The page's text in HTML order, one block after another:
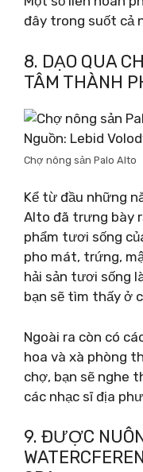
đây trong suốt cả
8. DẠO QUA
TÂM THÀNH
Nguồn: Lebid
Chợ nông sản Palo Alto
Kể từ đầu những
Alto đã trưng bày
phẩm tươi sống
pho mát, trứng,
hải sản tươi sống
bạn sẽ tìm thấy ở
Ngoài ra còn có
hoa và xà phòng
chợ, bạn sẽ nghe
các nhạc sĩ địa
9. ĐƯỢC